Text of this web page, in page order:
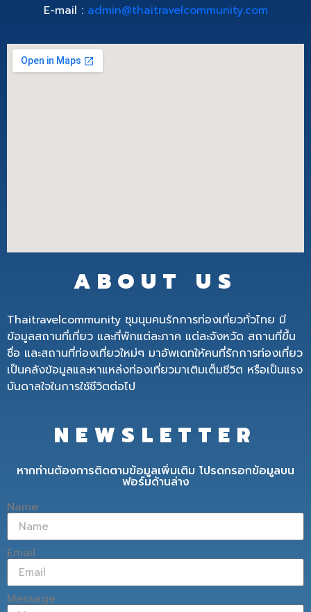
E-mail : admin@thaitravelcommunity.com
ABOUT US
Thaitravelcommunity ชุมนุมคนรักการท่องเที่ยวทั่วไทย มี
ข้อมูลสถานที่เที่ยว และที่พักแต่ละภาค แต่ละจังหวัด สถานที่ขึ้น
ชื่อ และสถานที่ท่องเที่ยวใหม่ๆ มาอัพเดทให้คนที่รักการท่องเที่ยว
เป็นคลังข้อมูลและหาแหล่งท่องเที่ยวมาเติมเต็มชีวิต หรือเป็นแรง
บันดาลใจในการใช้ชีวิตต่อไป
NEWSLETTER
หากท่านต้องการติดตามข้อมูลเพิ่มเติม โปรดกรอกข้อมูลบน
ฟอร์มด้านล่าง
Name
Email
Message